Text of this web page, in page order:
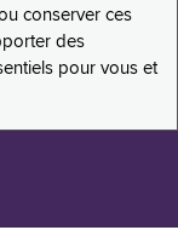
conserver ces
des
pour vous et